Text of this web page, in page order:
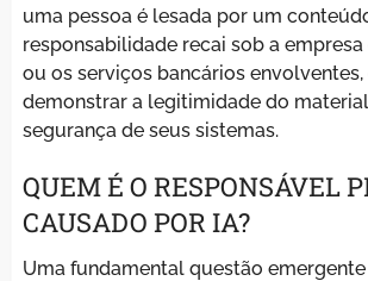
uma pessoa é lesada por um
responsabilidade recai sob a
ou os serviços bancários
demonstrar a legitimidade do
segurança de seus sistemas.
QUEM É O RESPONSÁVEL
CAUSADO POR IA?
Uma fundamental questão emergente